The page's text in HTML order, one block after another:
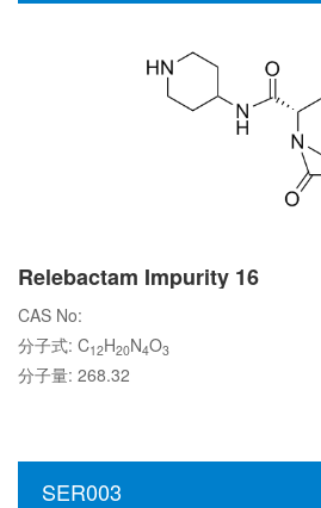
Relebactam Impurity 16
CAS No:
分子式: C12H20N4O3
分子量: 268.32
SER003